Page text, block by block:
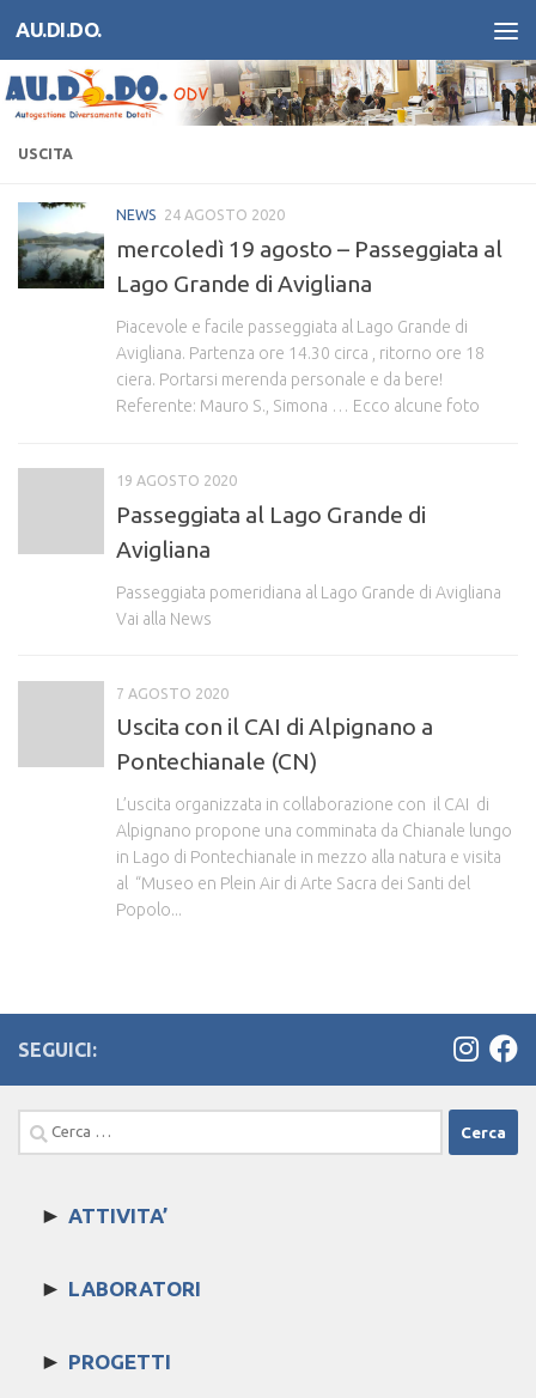
Salta al contenuto
AU.DI.DO.
USCITA
NEWS 24 AGOSTO 2020
mercoledì 19 agosto – Passeggiata al
Lago Grande di Avigliana
Piacevole e facile passeggiata al Lago Grande di
Avigliana. Partenza ore 14.30 circa , ritorno ore 18
ciera. Portarsi merenda personale e da bere!
Referente: Mauro S., Simona … Ecco alcune foto
19 AGOSTO 2020
Passeggiata al Lago Grande di
Avigliana
Passeggiata pomeridiana al Lago Grande di Avigliana
Vai alla News
7 AGOSTO 2020
Uscita con il CAI di Alpignano a
Pontechianale (CN)
L’uscita organizzata in collaborazione con il CAI di
Alpignano propone una comminata da Chianale lungo
in Lago di Pontechianale in mezzo alla natura e visita
al “Museo en Plein Air di Arte Sacra dei Santi del
Popolo...
SEGUICI:
Ricerca
per:
► ATTIVITA’
► LABORATORI
► PROGETTI